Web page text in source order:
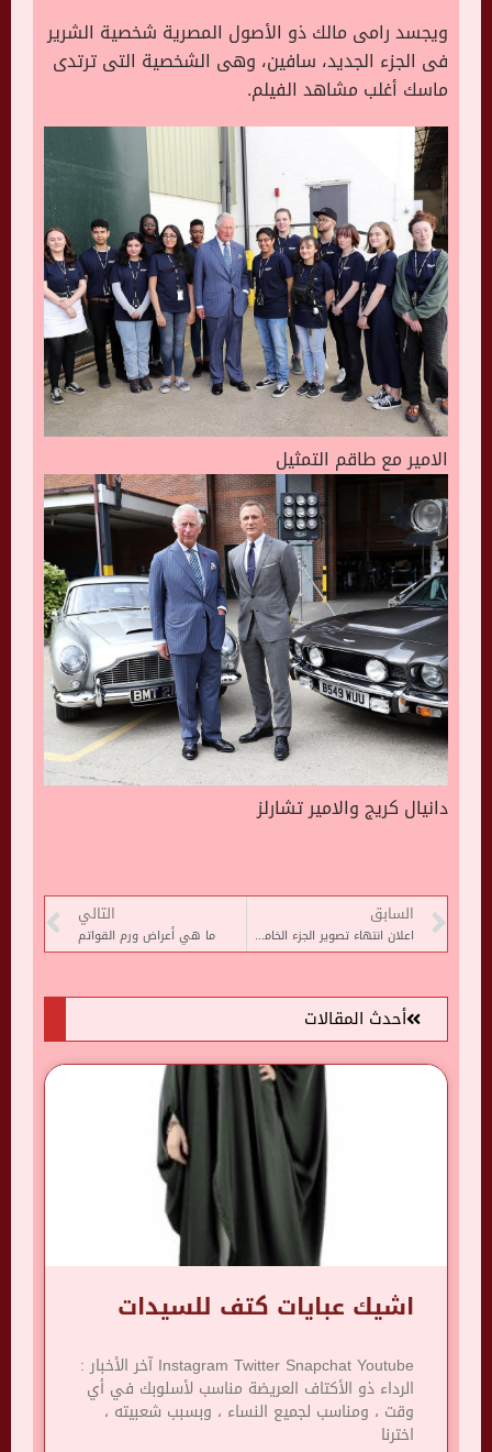
ويجسد رامى مالك ذو الأصول المصرية شخصية الشرير
فى الجزء الجديد، سافين، وهى الشخصية التى ترتدى
ماسك أغلب مشاهد الفيلم.
الامير مع طاقم التمثيل
دانيال كريج والامير تشارلز
السابق
اعلان انتهاء تصوير الجزء الخامس والأخير من “الآنسة فرح”
التالي
ما هي أعراض ورم القواتم
أحدث المقالات
اشيك عبايات كتف للسيدات
Instagram Twitter Snapchat Youtube آخر الأخبار :
الرداء ذو ​​الأكتاف العريضة مناسب لأسلوبك في أي
وقت ، ومناسب لجميع النساء ، وبسبب شعبيته ،
اخترنا